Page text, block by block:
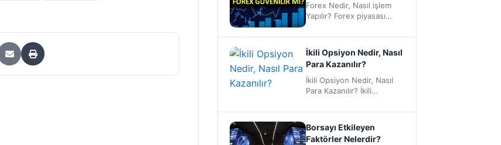
Forex Nedir, Nasıl işlem
Yapılır? Forex piyasası
tanınmasına rağmen
popülerliği hızla artmış
ve…
İkili Opsiyon Nedir, Nasıl
Para Kazanılır?
İkili Opsiyon Nedir, Nasıl
Para Kazanılır? İkili
piyasalar arasında en
heyecanlı ve hızlı
kazandıran…
Borsayı Etkileyen
Faktörler Nelerdir?